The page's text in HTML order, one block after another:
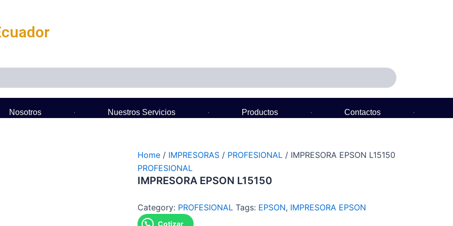
Nosotros Nuestros Servicios Productos
Contactos
Home / IMPRESORAS / PROFESIONAL / IMPRESORA EPSON L15150
PROFESIONAL
IMPRESORA EPSON L15150
Category: PROFESIONAL Tags: EPSON, IMPRESORA EPSON
Cotizar